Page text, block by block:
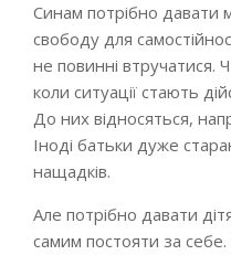
Синам потрібно давати
свободу для
не повинні втручатися.
коли ситуації стають
До них відносяться,
Іноді батьки дуже
нащадків.
Але потрібно давати
самим постояти за